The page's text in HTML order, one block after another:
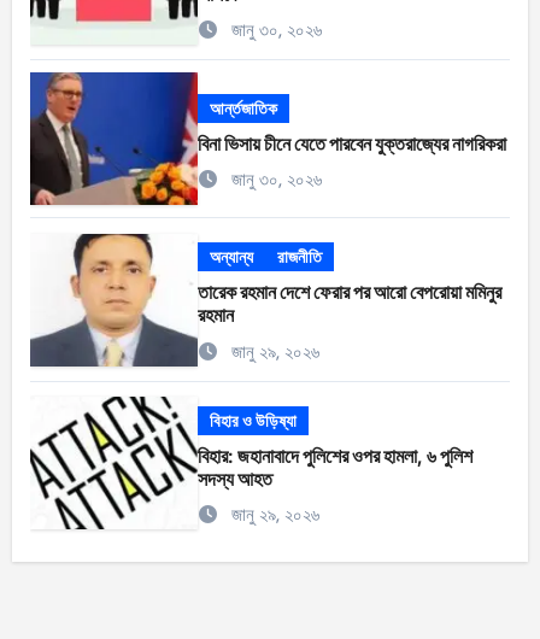
জানু ৩০, ২০২৬
আর্ন্তজাতিক
বিনা ভিসায় চীনে যেতে পারবেন যুক্তরাজ্যের নাগরিকরা
জানু ৩০, ২০২৬
অন্যান্য রাজনীতি
তারেক রহমান দেশে ফেরার পর আরো বেপরোয়া মমিনুর
রহমান
জানু ২৯, ২০২৬
বিহার ও উড়িষ্যা
বিহার: জহানাবাদে পুলিশের ওপর হামলা, ৬ পুলিশ
সদস্য আহত
জানু ২৯, ২০২৬